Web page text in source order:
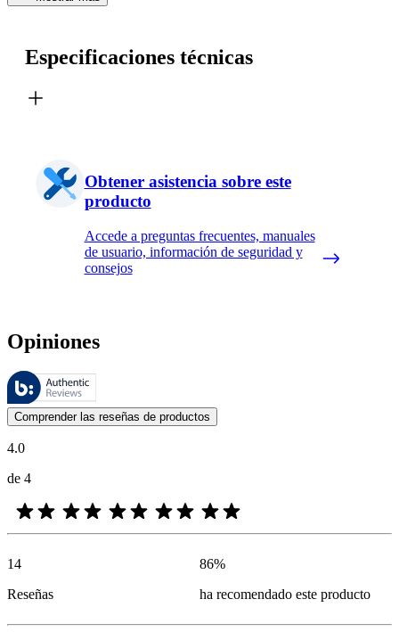
Especificaciones técnicas
Obtener asistencia sobre este
producto
Accede a preguntas frecuentes, manuales
de usuario, información de seguridad y
consejos
Opiniones
Estas reseñas las gestiona Bazaarvoice y cumplen con la política de
Las opiniones de los clientes en forma de reseñas de productos y
Comprender las reseñas de productos
4.0
de 4
14
Reseñas
86%
ha recomendado este producto